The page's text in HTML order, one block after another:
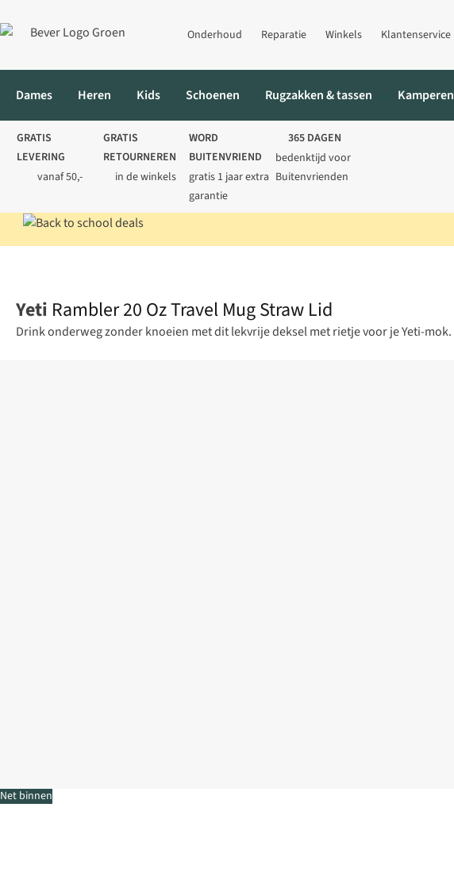
Onderhoud Reparatie Winkels Klantenservice
Dames Heren Kids Schoenen Rugzakken & tassen Kamperen
GRATIS
LEVERING
vanaf 50,-
GRATIS
RETOURNEREN
in de winkels
WORD
BUITENVRIEND
gratis 1 jaar extra
garantie
365 DAGEN
bedenktijd voor
Buitenvrienden
Net binnen
Yeti Rambler 20 Oz Travel Mug Straw Lid
Drink onderweg zonder knoeien met dit lekvrije deksel met rietje voor je Yeti-mok.